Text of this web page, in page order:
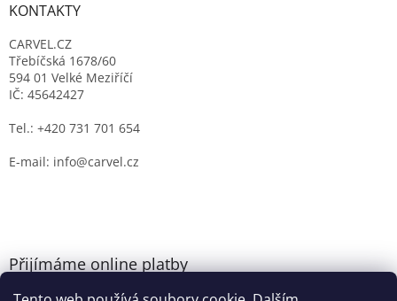
KONTAKTY
CARVEL.CZ
Třebíčská 1678/60
594 01 Velké Meziříčí
IČ: 45642427
Tel.: +420 731 701 654
E-mail: info@carvel.cz
Přijímáme online platby